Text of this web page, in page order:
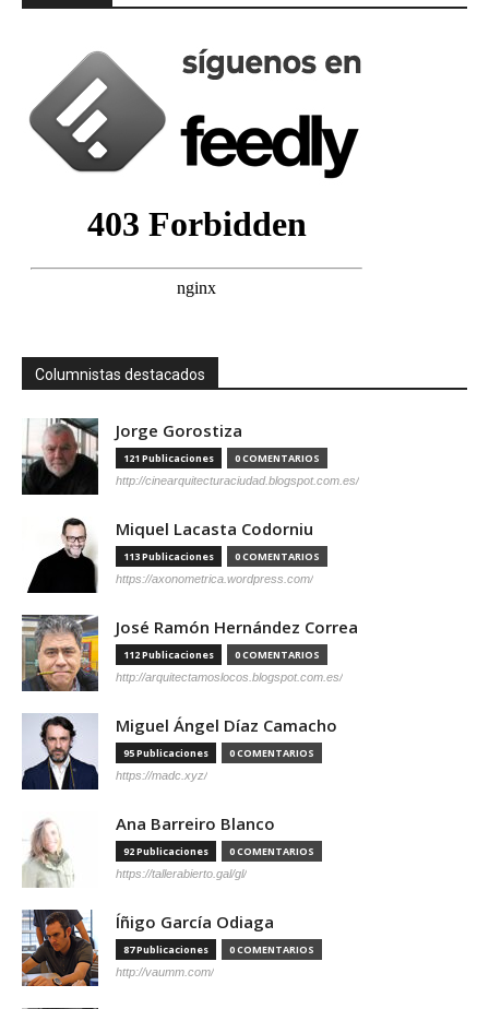
Columnistas destacados
Jorge Gorostiza
121 Publicaciones 0 COMENTARIOS
http://cinearquitecturaciudad.blogspot.com.es/
Miquel Lacasta Codorniu
113 Publicaciones 0 COMENTARIOS
https://axonometrica.wordpress.com/
José Ramón Hernández Correa
112 Publicaciones 0 COMENTARIOS
http://arquitectamoslocos.blogspot.com.es/
Miguel Ángel Díaz Camacho
95 Publicaciones 0 COMENTARIOS
https://madc.xyz/
Ana Barreiro Blanco
92 Publicaciones 0 COMENTARIOS
https://tallerabierto.gal/gl/
Íñigo García Odiaga
87 Publicaciones 0 COMENTARIOS
http://vaumm.com/